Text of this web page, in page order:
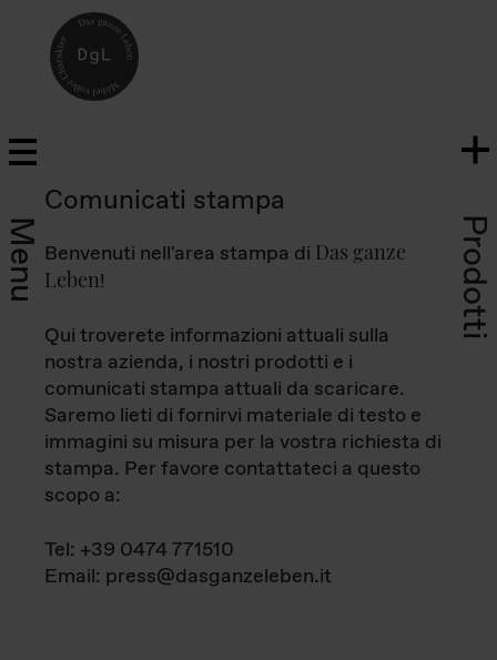
Menu Prodotti
Comunicati stampa
Benvenuti nell'area stampa di Das ganze
Leben!
Qui troverete informazioni attuali sulla
nostra azienda, i nostri prodotti e i
comunicati stampa attuali da scaricare.
Saremo lieti di fornirvi materiale di testo e
immagini su misura per la vostra richiesta di
stampa. Per favore contattateci a questo
scopo a:
Tel: +39 0474 771510
Email: press@dasganzeleben.it